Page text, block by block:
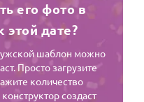
его фото в
дате?
шаблон можно
Просто загрузите
количество
создаст